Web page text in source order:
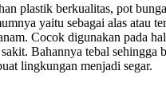
plastik berkualitas, pot
yaitu sebagai alas atau
Cocok digunakan pada
Bahannya tebal sehingga
lingkungan menjadi segar.